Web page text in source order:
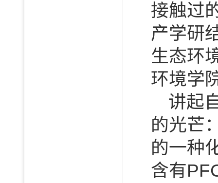
接触过
产学研
生态环
环境学
讲起
的光芒
的一种
含有